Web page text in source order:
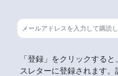
「登録」をクリックする
スレターに登録されます